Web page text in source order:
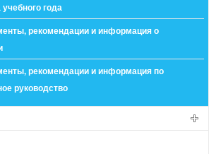
года
рекомендации и информация о
рекомендации и информация по
руководство